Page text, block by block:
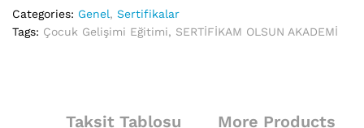
Categories: Genel, Sertifikalar
Tags: Çocuk Gelişimi Eğitimi, SERTİFİKAM OLSUN AKADEMİ
Taksit Tablosu More Products